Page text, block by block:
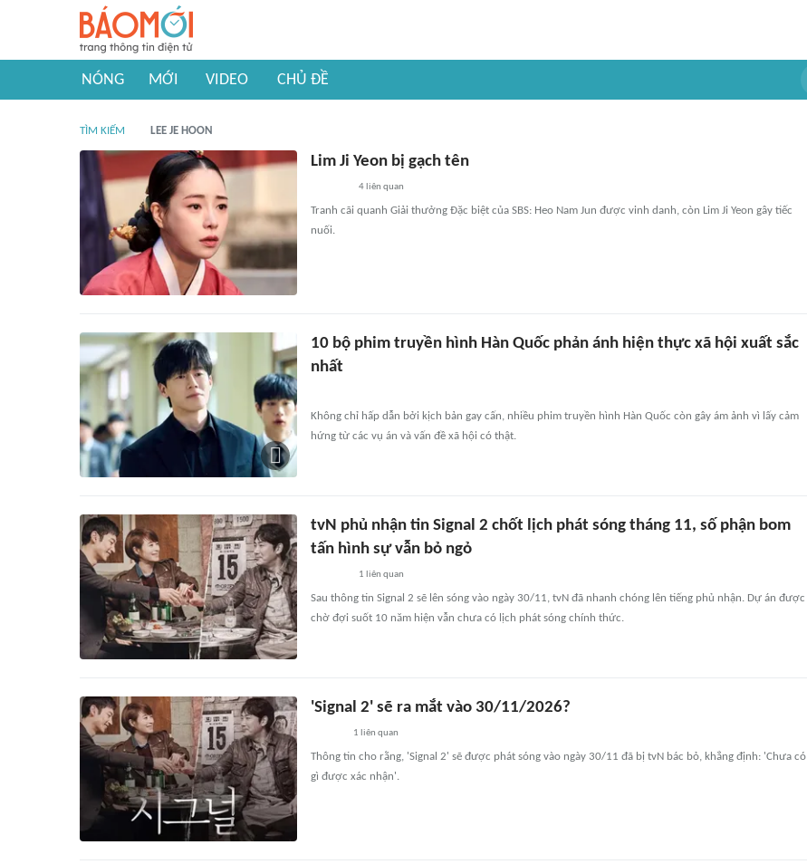
NÓNG MỚI VIDEO CHỦ ĐỀ
TÌM KIẾM LEE JE HOON
Lim Ji Yeon bị gạch tên
4liên quan
Tranh cãi quanh Giải thưởng Đặc biệt của SBS: Heo Nam Jun được vinh danh, còn Lim Ji Yeon gây tiếc
nuối.
10 bộ phim truyền hình Hàn Quốc phản ánh hiện thực xã hội xuất sắc
nhất
Không chỉ hấp dẫn bởi kịch bản gay cấn, nhiều phim truyền hình Hàn Quốc còn gây ám ảnh vì lấy cảm
hứng từ các vụ án và vấn đề xã hội có thật.
tvN phủ nhận tin Signal 2 chốt lịch phát sóng tháng 11, số phận bom
tấn hình sự vẫn bỏ ngỏ
1 liên quan
Sau thông tin Signal 2 sẽ lên sóng vào ngày 30/11, tvN đã nhanh chóng lên tiếng phủ nhận. Dự án được
chờ đợi suốt 10 năm hiện vẫn chưa có lịch phát sóng chính thức.
'Signal 2' sẽ ra mắt vào 30/11/2026?
1 liên quan
Thông tin cho rằng, 'Signal 2' sẽ được phát sóng vào ngày 30/11 đã bị tvN bác bỏ, khẳng định: 'Chưa có
gì được xác nhận'.